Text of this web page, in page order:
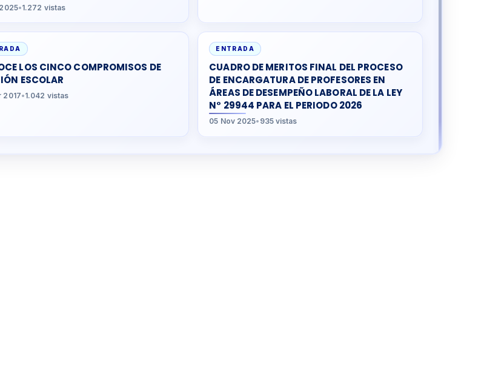
•1.272 vistas
LOS CINCO COMPROMISOS DE
ESCOLAR
2017•1.042 vistas
ENTRADA
CUADRO DE MERITOS FINAL DEL PROCESO
DE ENCARGATURA DE PROFESORES EN
ÁREAS DE DESEMPEÑO LABORAL DE LA LEY
N° 29944 PARA EL PERIODO 2026
05 Nov 2025• 935 vistas